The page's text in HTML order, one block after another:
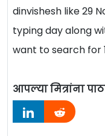
dinvishesh like 29
typing day along
want to search for
आपल्या मित्रांना